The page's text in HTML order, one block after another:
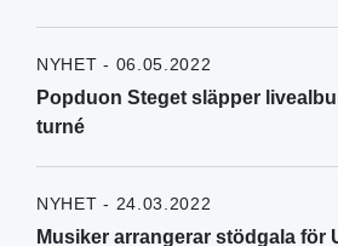
NYHET - 06.05.2022
Popduon Steget släpper
turné
NYHET - 24.03.2022
Musiker arrangerar stödgala för